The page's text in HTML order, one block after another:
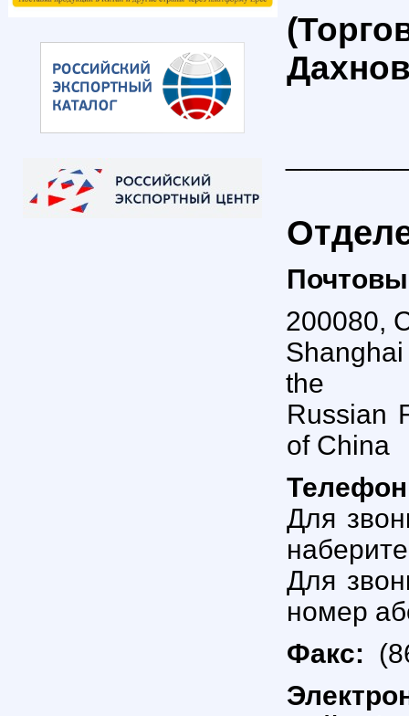
200080,
the
Russian
of China
Для
Для
номер
Факс: